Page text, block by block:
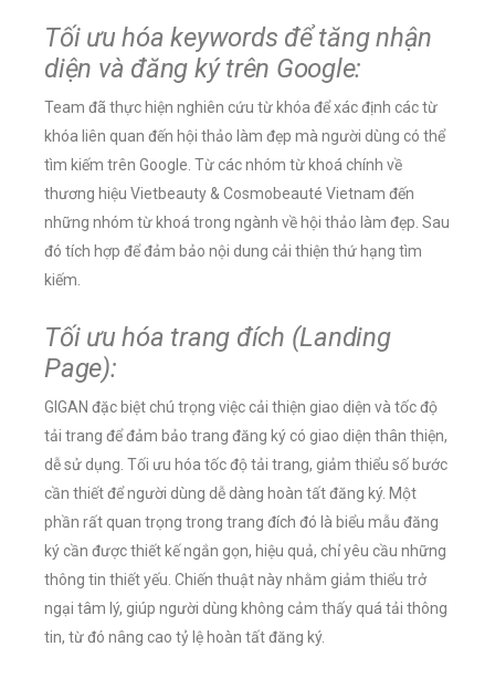
Tối ưu hóa keywords để tăng nhận
diện và đăng ký trên Google:
Team đã thực hiện nghiên cứu từ khóa để xác định các từ
khóa liên quan đến hội thảo làm đẹp mà người dùng có thể
tìm kiếm trên Google. Từ các nhóm từ khoá chính về
thương hiệu Vietbeauty & Cosmobeauté Vietnam đến
những nhóm từ khoá trong ngành về hội thảo làm đẹp. Sau
đó tích hợp để đảm bảo nội dung cải thiện thứ hạng tìm
kiếm.
Tối ưu hóa trang đích (Landing
Page):
GIGAN đặc biệt chú trọng việc cải thiện giao diện và tốc độ
tải trang để đảm bảo trang đăng ký có giao diện thân thiện,
dễ sử dụng. Tối ưu hóa tốc độ tải trang, giảm thiểu số bước
cần thiết để người dùng dễ dàng hoàn tất đăng ký. Một
phần rất quan trọng trong trang đích đó là biểu mẫu đăng
ký cần được thiết kế ngắn gọn, hiệu quả, chỉ yêu cầu những
thông tin thiết yếu. Chiến thuật này nhằm giảm thiểu trở
ngại tâm lý, giúp người dùng không cảm thấy quá tải thông
tin, từ đó nâng cao tỷ lệ hoàn tất đăng ký.